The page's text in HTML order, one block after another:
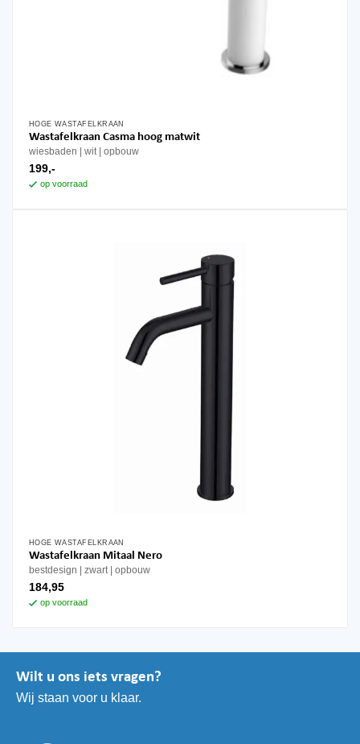
HOGE WASTAFELKRAAN
Wastafelkraan Casma hoog matwit
wiesbaden wit opbouw
199,-
op voorraad
HOGE WASTAFELKRAAN
Wastafelkraan Mitaal Nero
bestdesign zwart opbouw
184,95
op voorraad
Wilt u ons iets vragen?
Wij staan voor u klaar.